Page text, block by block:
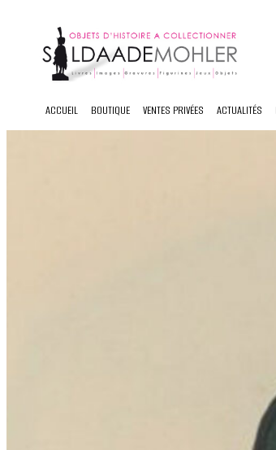
content
ACCUEIL BOUTIQUE VENTES PRIVÉES ACTUALITÉS